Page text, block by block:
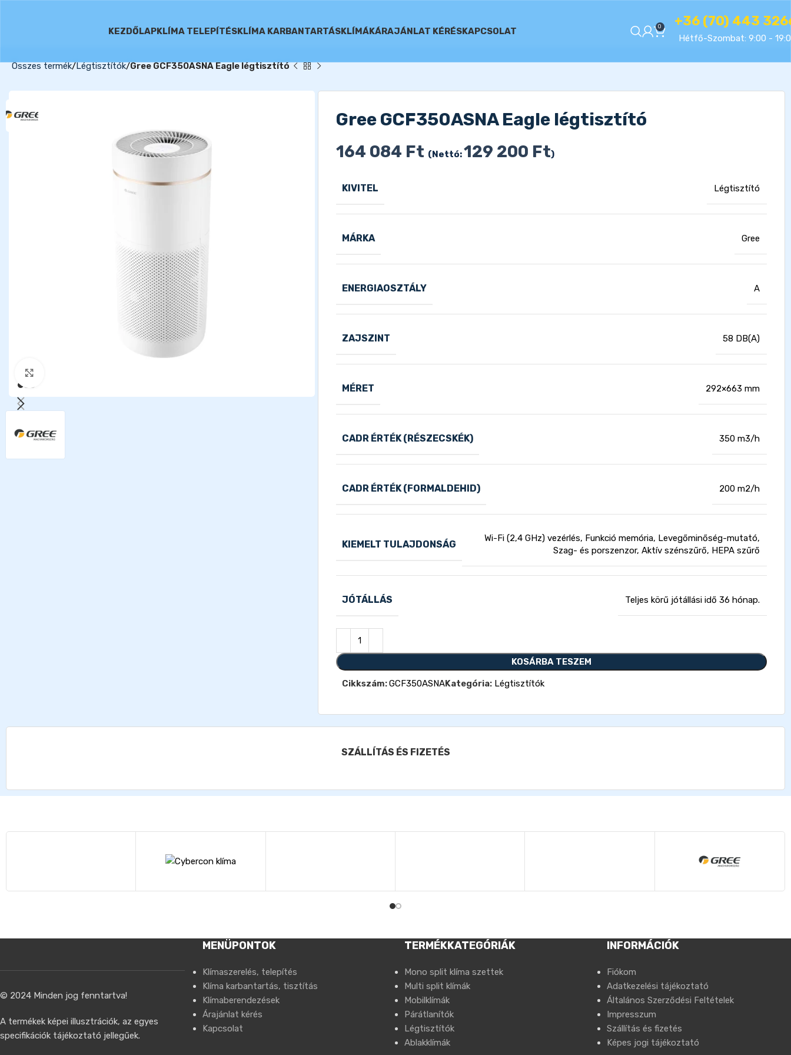
KEZDŐLAPKLÍMA TELEPÍTÉSKLÍMA KARBANTARTÁSKLÍMÁKÁRAJÁNLAT KÉRÉSKAPCSOLAT 0 +36 (70) 443
Hétfő-Szombat: 9:00 -
Összes termék Légtisztítók Gree GCF350ASNA Eagle légtisztító
Gree GCF350ASNA Eagle légtisztító
164 084 Ft (Nettó:129 200 Ft)
KIVITEL Légtisztító
MÁRKA Gree
ENERGIAOSZTÁLY A
ZAJSZINT 58 DB(A)
MÉRET 292×663 mm
CADR ÉRTÉK (RÉSZECSKÉK) 350 m3/h
CADR ÉRTÉK (FORMALDEHID) 200 m2/h
KIEMELT TULAJDONSÁG
Wi-Fi (2,4 GHz) vezérlés, Funkció memória, Levegőminőség-mutató,
Szag- és porszenzor, Aktív szénszűrő, HEPA szűrő
JÓTÁLLÁS Teljes körű jótállási idő 36 hónap.
KOSÁRBA TESZEM
Cikkszám:GCF350ASNAKategória: Légtisztítók
SZÁLLÍTÁS ÉS FIZETÉS
© 2024 Minden jog fenntartva!
A termékek képei illusztrációk, az egyes
specifikációk tájékoztató jellegűek.
MENÜPONTOK
Klímaszerelés, telepítés
Klíma karbantartás, tisztítás
Klímaberendezések
Árajánlat kérés
Kapcsolat
TERMÉKKATEGÓRIÁK
Mono split klíma szettek
Multi split klímák
Mobilklímák
Párátlanítók
Légtisztítók
Ablakklímák
INFORMÁCIÓK
Fiókom
Adatkezelési tájékoztató
Általános Szerződési Feltételek
Impresszum
Szállítás és fizetés
Képes jogi tájékoztató